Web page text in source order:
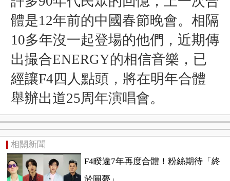
體是12年前的中國春節晚會。相隔
10多年沒一起登場的他們，近期傳
出撮合ENERGY的相信音樂，已
經讓F4四人點頭，將在明年合體
舉辦出道25周年演唱會。
相關新聞
F4睽違7年再度合體！粉絲期待「終